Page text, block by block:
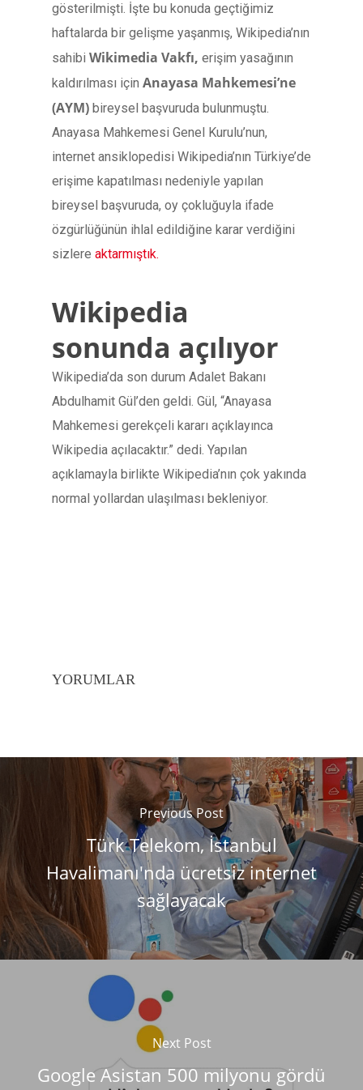
gösterilmişti. İşte bu konuda geçtiğimiz
haftalarda bir gelişme yaşanmış, Wikipedia’nın
sahibi Wikimedia Vakfı, erişim yasağının
kaldırılması için Anayasa Mahkemesi’ne
(AYM) bireysel başvuruda bulunmuştu.
Anayasa Mahkemesi Genel Kurulu’nun,
internet ansiklopedisi Wikipedia’nın Türkiye’de
erişime kapatılması nedeniyle yapılan
bireysel başvuruda, oy çokluğuyla ifade
özgürlüğünün ihlal edildiğine karar verdiğini
sizlere aktarmıştık.
Wikipedia
sonunda açılıyor
Wikipedia’da son durum Adalet Bakanı
Abdulhamit Gül’den geldi. Gül, “Anayasa
Mahkemesi gerekçeli kararı açıklayınca
Wikipedia açılacaktır.” dedi. Yapılan
açıklamayla birlikte Wikipedia’nın çok yakında
normal yollardan ulaşılması bekleniyor.
YORUMLAR
Previous Post
Türk Telekom, İstanbul
Havalimanı'nda ücretsiz internet
sağlayacak
Next Post
Google Asistan 500 milyonu gördü